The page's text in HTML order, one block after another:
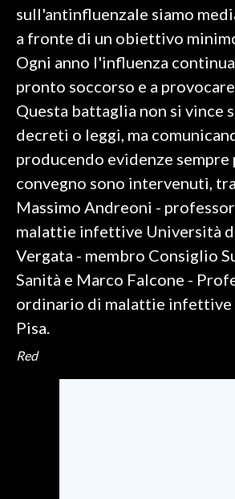
sull'antinfluenzale siamo
a fronte di un obiettivo
Ogni anno l'influenza
pronto soccorso e a
Questa battaglia non si vince
decreti o leggi, ma
producendo evidenze sempre
convegno sono intervenuti,
Massimo Andreoni -
malattie infettive Università
Vergata - membro Consiglio
Sanità e Marco Falcone -
ordinario di malattie infettive
Pisa.
Red